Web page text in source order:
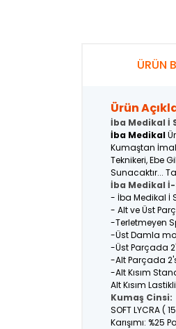
ÜRÜN
Ürün
İba Medikal İ
İba Medikal
Kumaştan
Teknikeri, Ebe
Sunacaktır...
İba Medikal
- İba Medikal İ
- Alt ve Üst
-Terletmeyen
-Üst Damla
-Üst Parçada
-Alt Parçada
-Alt Kısım
Alt Kısım
Kumaş Cinsi:
SOFT LYCRA (
Karışımı: %25